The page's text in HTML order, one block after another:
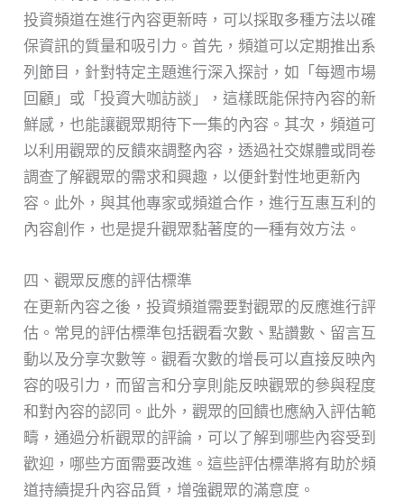
投資頻道在進行內容更新時，可以採取多種方法以確
保資訊的質量和吸引力。首先，頻道可以定期推出系
列節目，針對特定主題進行深入探討，如「每週市場
回顧」或「投資大咖訪談」，這樣既能保持內容的新
鮮感，也能讓觀眾期待下一集的內容。其次，頻道可
以利用觀眾的反饋來調整內容，透過社交媒體或問卷
調查了解觀眾的需求和興趣，以便針對性地更新內
容。此外，與其他專家或頻道合作，進行互惠互利的
內容創作，也是提升觀眾黏著度的一種有效方法。
四、觀眾反應的評估標準
在更新內容之後，投資頻道需要對觀眾的反應進行評
估。常見的評估標準包括觀看次數、點讚數、留言互
動以及分享次數等。觀看次數的增長可以直接反映內
容的吸引力，而留言和分享則能反映觀眾的參與程度
和對內容的認同。此外，觀眾的回饋也應納入評估範
疇，通過分析觀眾的評論，可以了解到哪些內容受到
歡迎，哪些方面需要改進。這些評估標準將有助於頻
道持續提升內容品質，增強觀眾的滿意度。